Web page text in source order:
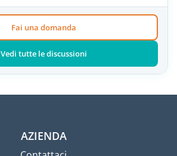
Fai una domanda
Vedi tutte le discussioni
AZIENDA